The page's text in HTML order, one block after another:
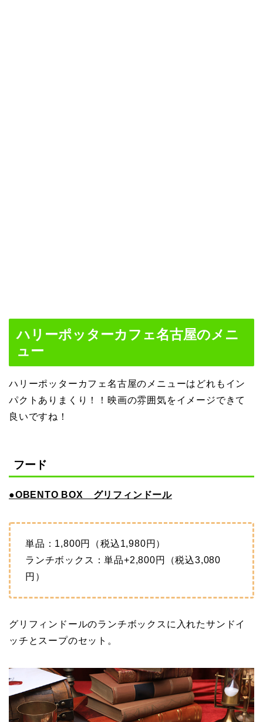
ハリーポッターカフェ名古屋のメニ
ュー
ハリーポッターカフェ名古屋のメニューはどれもイン
パクトありまくり！！映画の雰囲気をイメージできて
良いですね！
フード
●OBENTO BOX グリフィンドール
単品：1,800円（税込1,980円）
ランチボックス：単品+2,800円（税込3,080
円）
グリフィンドールのランチボックスに入れたサンドイ
ッチとスープのセット。